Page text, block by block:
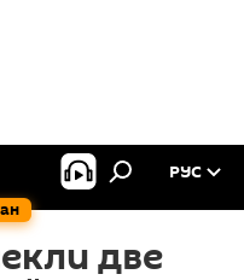
РУС
две